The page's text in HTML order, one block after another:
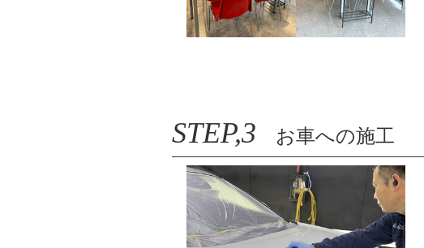
STEP,3 お車への施工